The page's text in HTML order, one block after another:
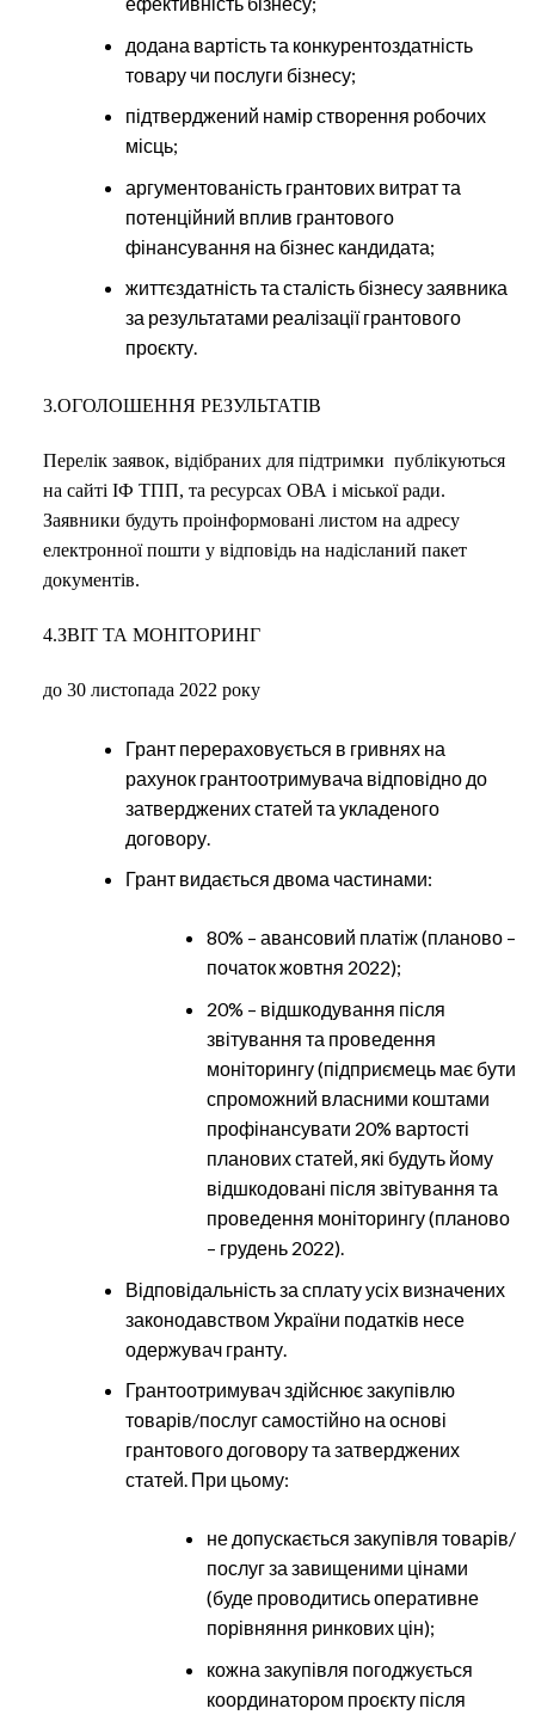
додана вартість та конкурентоздатність
товару чи послуги бізнесу;
підтверджений намір створення робочих
місць;
аргументованість грантових витрат та
потенційний вплив грантового
фінансування на бізнес кандидата;
життєздатність та сталість бізнесу заявника
за результатами реалізації грантового
проєкту.
3.ОГОЛОШЕННЯ РЕЗУЛЬТАТІВ
Перелік заявок, відібраних для підтримки публікуються
на сайті ІФ ТПП, та ресурсах ОВА і міської ради.
Заявники будуть проінформовані листом на адресу
електронної пошти у відповідь на надісланий пакет
документів.
4.ЗВІТ ТА МОНІТОРИНГ
до 30 листопада 2022 року
Грант перераховується в гривнях на
рахунок грантоотримувача відповідно до
затверджених статей та укладеного
договору.
Грант видається двома частинами:
80% – авансовий платіж (планово –
початок жовтня 2022);
20% – відшкодування після
звітування та проведення
моніторингу (підприємець має бути
спроможний власними коштами
профінансувати 20% вартості
планових статей, які будуть йому
відшкодовані після звітування та
проведення моніторингу (планово
– грудень 2022).
Відповідальність за сплату усіх визначених
законодавством України податків несе
одержувач гранту.
Грантоотримувач здійснює закупівлю
товарів/послуг самостійно на основі
грантового договору та затверджених
статей. При цьому:
не допускається закупівля товарів/
послуг за завищеними цінами
(буде проводитись оперативне
порівняння ринкових цін);
кожна закупівля погоджується
координатором проєкту після